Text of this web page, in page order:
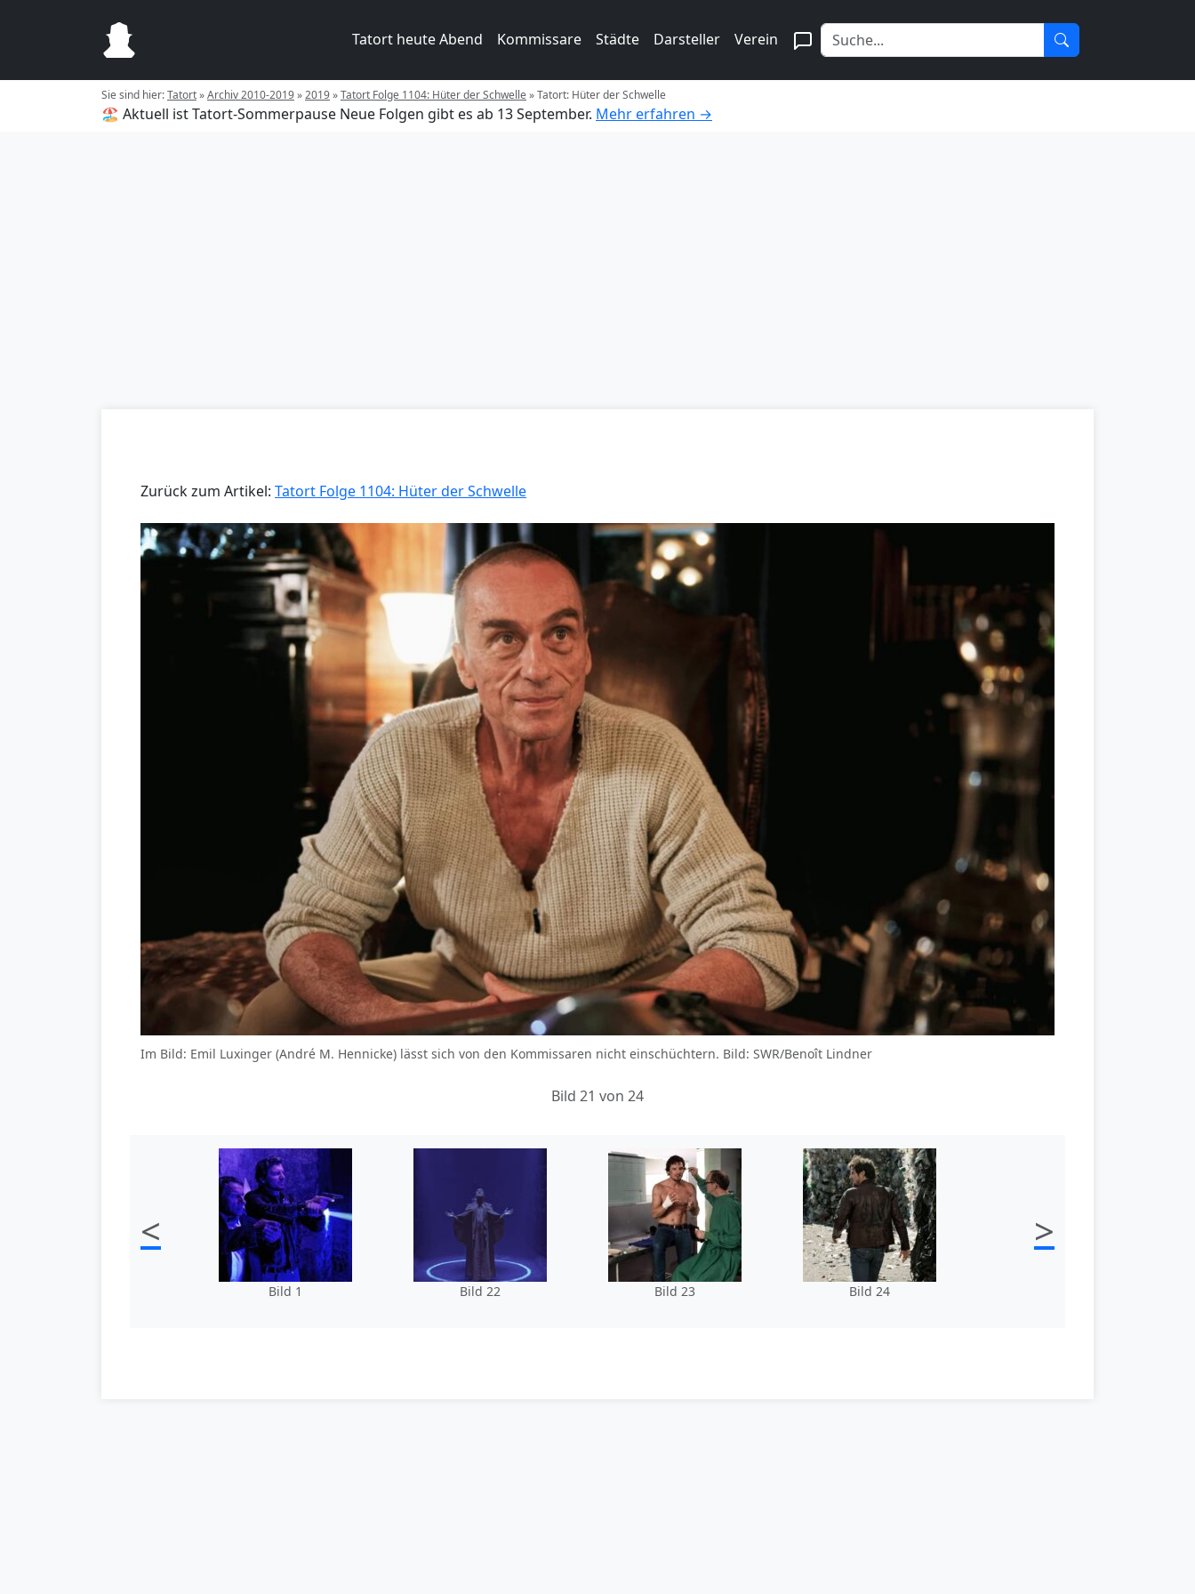
Tatort heute Abend Kommissare Städte Darsteller Verein
Sie sind hier:Tatort»Archiv 2010-2019»2019»Tatort Folge 1104: Hüter der Schwelle»Tatort: Hüter der Schwelle
🏖️ Aktuell ist Tatort-Sommerpause Neue Folgen gibt es ab 13 September. Mehr erfahren →
Zurück zum Artikel: Tatort Folge 1104: Hüter der Schwelle
Im Bild: Emil Luxinger (André M. Hennicke) lässt sich von den Kommissaren nicht einschüchtern. Bild: SWR/Benoît Lindner
Bild 21 von 24
<
Bild 1 Bild 22 Bild 23 Bild 24
>